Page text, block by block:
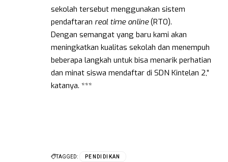
sekolah tersebut menggunakan sistem
pendaftaran real time online(RTO).
Dengan semangat yang baru kami akan
meningkatkan kualitas sekolah dan menempuh
beberapa langkah untuk bisa menarik perhatian
dan minat siswa mendaftar di SDN Kintelan 2,”
katanya. ***
TAGGED: PENDIDIKAN